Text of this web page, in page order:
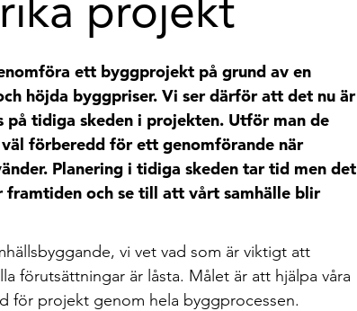
projekt
ett byggprojekt på grund av en
höjda byggpriser. Vi ser därför att det nu är
tidiga skeden i projekten. Utför man de
förberedd för ett genomförande när
Planering i tidiga skeden tar tid men det
framtiden och se till att vårt samhälle blir
vi vet vad som är viktigt att
förutsättningar är låsta. Målet är att hjälpa våra
för projekt genom hela byggprocessen.